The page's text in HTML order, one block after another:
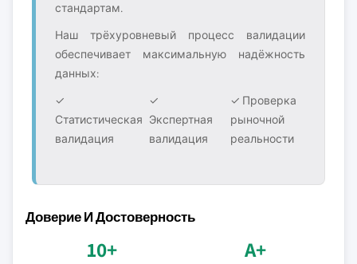
стандартам.
Наш трёхуровневый процесс валидации
обеспечивает максимальную надёжность
данных:
✓
Статистическая
валидация
✓
Экспертная
валидация
✓ Проверка
рыночной
реальности
Доверие И Достоверность
10+ A+